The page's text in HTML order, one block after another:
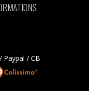
Paypal / CB